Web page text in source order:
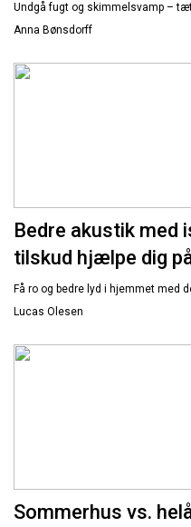
Undgå fugt og skimmelsvamp –
Anna Bønsdorff
Bedre akustik med
tilskud hjælpe dig
Få ro og bedre lyd i hjemmet med
Lucas Olesen
Sommerhus vs.